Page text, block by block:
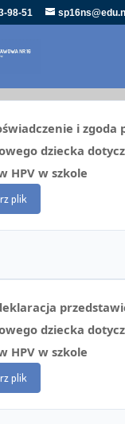
98-51
i zgoda
dziecka
HPV w szkole
plik
dziecka
HPV w szkole
plik